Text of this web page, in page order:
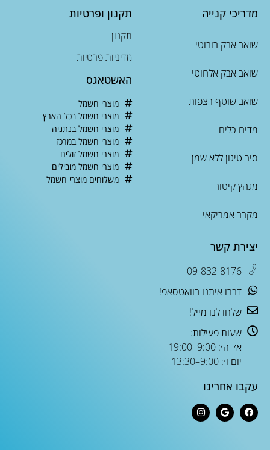
מדריכי קנייה
שואב אבק רובוטי
שואב אבק אלחוטי
שואב שוטף רצפות
מדיח כלים
סיר טיגון ללא שמן
מגהץ קיטור
מקרר אמריקאי
תקנון ופרטיות
תקנון
מדיניות פרטיות
האשטאגס
מוצרי חשמל
מוצרי חשמל בכל הארץ
מוצרי חשמל בנתניה
מוצרי חשמל במרכז
מוצרי חשמל זולים
מוצרי חשמל מובילים
משלוחים מוצרי חשמל
יצירת קשר
09-832-8176
דברו איתנו בוואטסאפ!
שלחו לנו מייל!
שעות פעילות:
א׳–ה׳: 9:00–19:00
יום ו׳: 9:00–13:30
עקבו אחרינו